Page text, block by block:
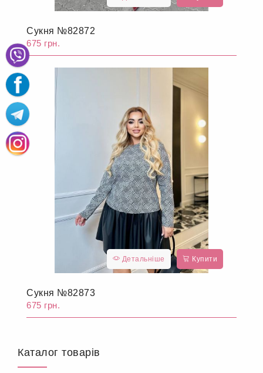
Сукня №82872
675 грн.
Детальніше Купити
Сукня №82873
675 грн.
Каталог товарів